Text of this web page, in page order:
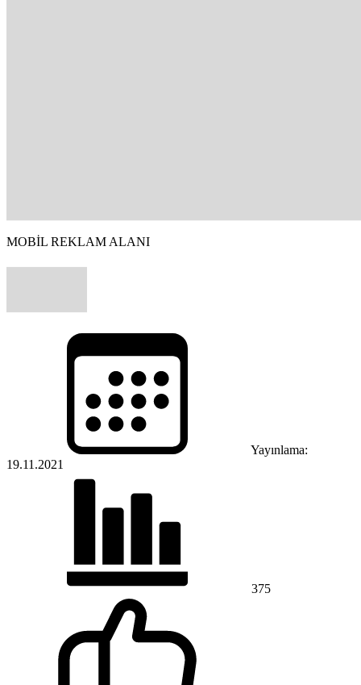
MOBİL REKLAM ALANI
Yayınlama:
19.11.2021
375